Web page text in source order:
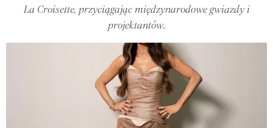
La Croisette, przyciągając międzynarodowe gwiazdy i
projektantów.